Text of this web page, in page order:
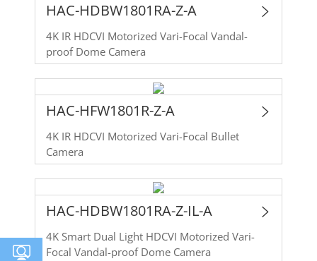
HAC-HDBW1801RA-Z-A
4K IR HDCVI Motorized Vari-Focal Vandal-
proof Dome Camera
HAC-HFW1801R-Z-A
4K IR HDCVI Motorized Vari-Focal Bullet
Camera
HAC-HDBW1801RA-Z-IL-A
4K Smart Dual Light HDCVI Motorized Vari-
Focal Vandal-proof Dome Camera